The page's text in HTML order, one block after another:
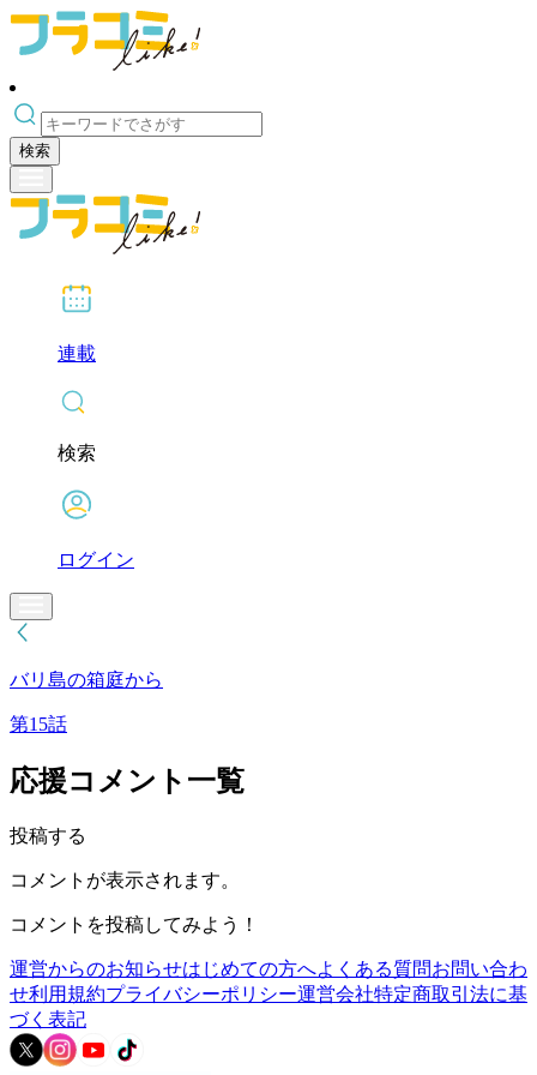
検索
連載
検索
ログイン
バリ島の箱庭から
第15話
応援コメント一覧
投稿する
コメントが表示されます。
コメントを投稿してみよう！
運営からのお知らせはじめての方へよくある質問お問い合わ
せ利用規約プライバシーポリシー運営会社特定商取引法に基
づく表記